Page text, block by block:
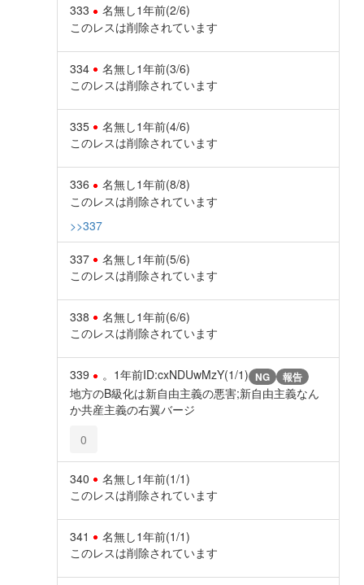
333 名無し1年前(2/6)
このレスは削除されています
334 名無し1年前(3/6)
このレスは削除されています
335 名無し1年前(4/6)
このレスは削除されています
336 名無し1年前(8/8)
このレスは削除されています
>>337
337 名無し1年前(5/6)
このレスは削除されています
338 名無し1年前(6/6)
このレスは削除されています
339 。 1年前ID:cxNDUwMzY(1/1) NG 報告
地方のB級化は新自由主義の悪害;新自由主義なん
か共産主義の右翼バージ
0
340 名無し1年前(1/1)
このレスは削除されています
341 名無し1年前(1/1)
このレスは削除されています